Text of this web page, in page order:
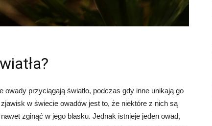
przyciągają światło, podczas gdy inne unikają go
w świecie owadów jest to, że niektóre z nich są
zginąć w jego blasku. Jednak istnieje jeden owad,